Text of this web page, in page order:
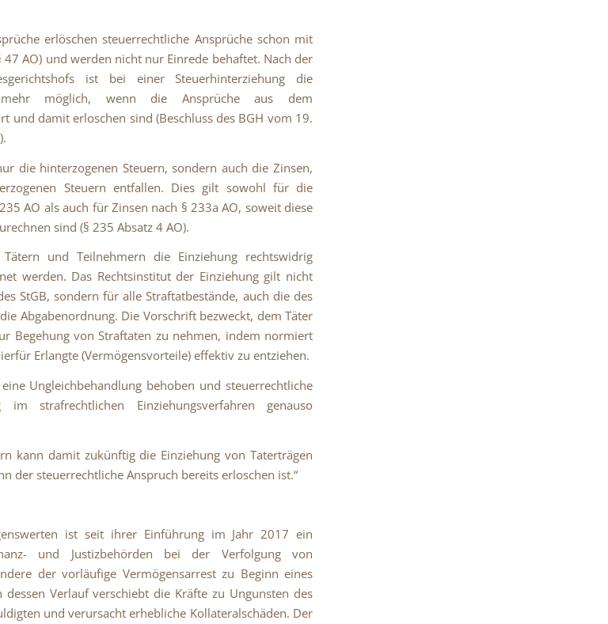
erlöschen steuerrechtliche Ansprüche schon mit
AO) und werden nicht nur Einrede behaftet. Nach der
ist bei einer Steuerhinterziehung die
möglich, wenn die Ansprüche aus dem
und damit erloschen sind (Beschluss des BGH vom 19.
die hinterzogenen Steuern, sondern auch die Zinsen,
Steuern entfallen. Dies gilt sowohl für die
AO als auch für Zinsen nach § 233a AO, soweit diese
sind (§ 235 Absatz 4 AO).
und Teilnehmern die Einziehung rechtswidrig
werden. Das Rechtsinstitut der Einziehung gilt nicht
StGB, sondern für alle Straftatbestände, auch die des
Abgabenordnung. Die Vorschrift bezweckt, dem Täter
Begehung von Straftaten zu nehmen, indem normiert
Erlangte (Vermögensvorteile) effektiv zu entziehen.
Ungleichbehandlung behoben und steuerrechtliche
strafrechtlichen Einziehungsverfahren genauso
kann damit zukünftig die Einziehung von Taterträgen
der steuerrechtliche Anspruch bereits erloschen ist.“
ist seit ihrer Einführung im Jahr 2017 ein
und Justizbehörden bei der Verfolgung von
der vorläufige Vermögensarrest zu Beginn eines
Verlauf verschiebt die Kräfte zu Ungunsten des
und verursacht erhebliche Kollateralschäden. Der